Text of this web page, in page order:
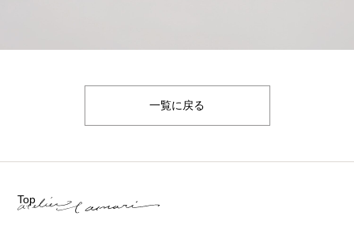
一覧に戻る
Top